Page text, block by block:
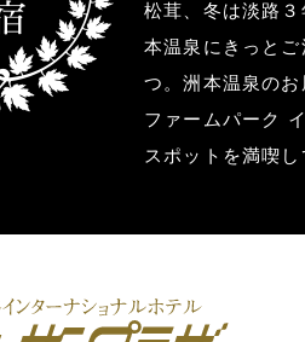
松茸、冬は淡路
本温泉にきっと
つ。洲本温泉の
ファームパーク
スポットを満喫